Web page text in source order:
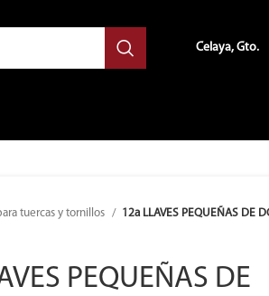
Celaya, Gto.
tuercas y tornillos 12a LLAVES PEQUEÑAS DE
PEQUEÑAS DE